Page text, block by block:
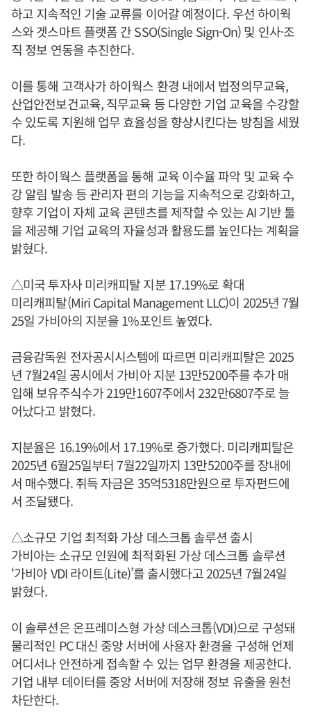
하고 지속적인 기술 교류를 이어갈 예정이다. 우선 하이웍
스와 겟스마트 플랫폼 간 SSO(Single Sign-On) 및 인사·조
직 정보 연동을 추진한다.
이를 통해 고객사가 하이웍스 환경 내에서 법정의무교육,
산업안전보건교육, 직무교육 등 다양한 기업 교육을 수강할
수 있도록 지원해 업무 효율성을 향상시킨다는 방침을 세웠
다.
또한 하이웍스 플랫폼을 통해 교육 이수율 파악 및 교육 수
강 알림 발송 등 관리자 편의 기능을 지속적으로 강화하고,
향후 기업이 자체 교육 콘텐츠를 제작할 수 있는 AI 기반 툴
을 제공해 기업 교육의 자율성과 활용도를 높인다는 계획을
밝혔다.
△미국 투자사 미리캐피탈 지분 17.19%로 확대
미리캐피탈(Miri Capital Management LLC)이 2025년 7월
25일 가비아의 지분을 1%포인트 높였다.
금융감독원 전자공시시스템에 따르면 미리캐피탈은 2025
년 7월24일 공시에서 가비아 지분 13만5200주를 추가 매
입해 보유주식수가 219만1607주에서 232만6807주로 늘
어났다고 밝혔다.
지분율은 16.19%에서 17.19%로 증가했다. 미리캐피탈은
2025년 6월25일부터 7월22일까지 13만5200주를 장내에
서 매수했다. 취득 자금은 35억5318만원으로 투자펀드에
서 조달됐다.
△소규모 기업 최적화 가상 데스크톱 솔루션 출시
가비아는 소규모 인원에 최적화된 가상 데스크톱 솔루션
‘가비아 VDI 라이트(Lite)’를 출시했다고 2025년 7월24일
밝혔다.
이 솔루션은 온프레미스형 가상 데스크톱(VDI)으로 구성돼
물리적인 PC 대신 중앙 서버에 사용자 환경을 구성해 언제
어디서나 안전하게 접속할 수 있는 업무 환경을 제공한다.
기업 내부 데이터를 중앙 서버에 저장해 정보 유출을 원천
차단한다.